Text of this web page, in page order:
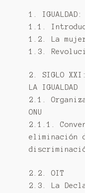
1. IGUALDAD:
1.1.
1.2. La
1.3.
2. SIGLO XXI:
LA IGUALDAD
2.1.
ONU
2.1.1.
eliminación
2.2. OIT
2.3. La